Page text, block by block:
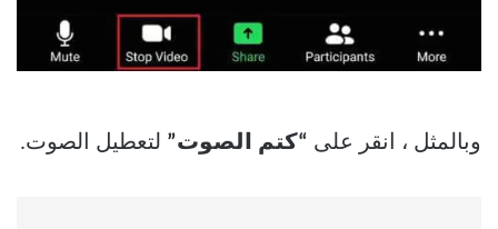
وبالمثل ، انقر على “كتم الصوت” لتعطيل الصوت.